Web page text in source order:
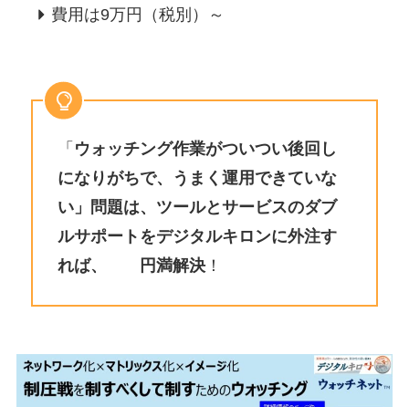
費用は9万円（税別）～
「 ウォッチング作業がついつい後回し
になりがちで、うまく運用できていな
い」問題は、ツールとサービスのダブ
ルサポートをデジタルキロンに外注す
れば、 円満解決！